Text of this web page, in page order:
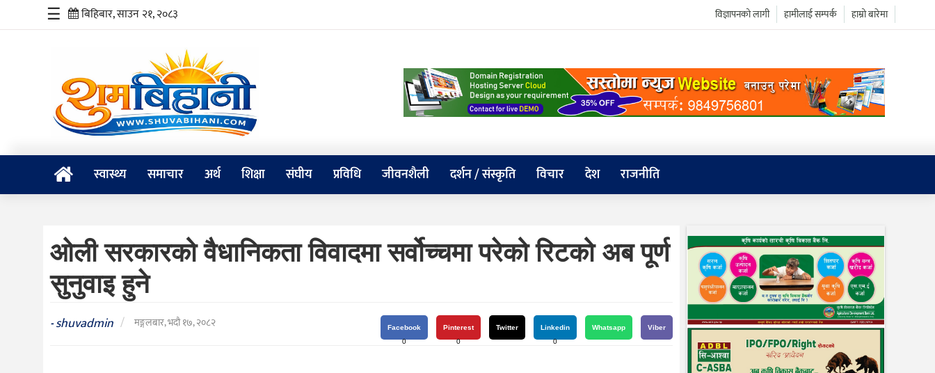
समाचार
संघीय
जीवनशैली
संस्कृति
☰ बिहिबार, साउन २१, २०८३ हाम्रो बारेमा
हामीलाई सम्पर्क
विज्ञापनको लागी
स्वास्थ्य समाचार अर्थ शिक्षा संघीय प्रविधि जीवनशैली दर्शन / संस्कृति विचार देश राजनीति
ओली सरकारको वैधानिकता विवादमा सर्वोच्चमा परेको रिटको अब पूर्ण
सुनुवाइ हुने
-shuvadmin / मङ्गलबार, भदौ १७, २०८२
Facebook
0
Pinterest
0
Twitter
Linkedin
0
Whatsapp Viber